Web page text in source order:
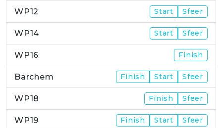
WP12 Start Sfeer
WP14 Start Sfeer
WP16 Finish
Barchem Finish Start Sfeer
WP18 Finish Sfeer
WP19 Finish Start Sfeer